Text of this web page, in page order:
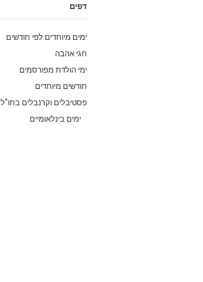
דפים
ימים מיוחדים לפי חודשים
חגי אהבה
ימי הולדת מפורסמים
חודשים מיוחדים
פסטיבלים וקרנבלים בחו"ל
ימים בינלאומיים